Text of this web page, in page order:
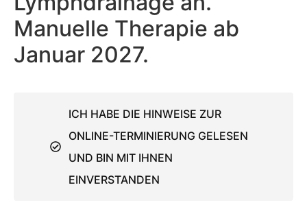
Manuelle Therapie ab
Januar 2027.
ICH HABE DIE HINWEISE ZUR
ONLINE-TERMINIERUNG GELESEN
UND BIN MIT IHNEN
EINVERSTANDEN